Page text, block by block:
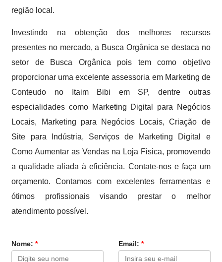
região local.
Investindo na obtenção dos melhores recursos
presentes no mercado, a Busca Orgânica se destaca no
setor de Busca Orgânica pois tem como objetivo
proporcionar uma excelente assessoria em Marketing de
Conteudo no Itaim Bibi em SP, dentre outras
especialidades como Marketing Digital para Negócios
Locais, Marketing para Negócios Locais, Criação de
Site para Indústria, Serviços de Marketing Digital e
Como Aumentar as Vendas na Loja Fisica, promovendo
a qualidade aliada à eficiência. Contate-nos e faça um
orçamento. Contamos com excelentes ferramentas e
ótimos profissionais visando prestar o melhor
atendimento possível.
Nome:* Email: *